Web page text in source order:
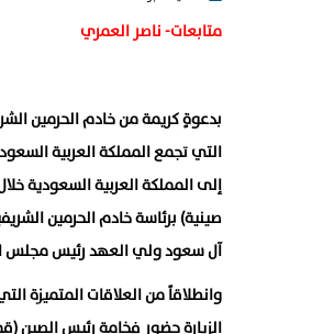
متابعات- ناصر العمري
بدعوةٍ كريمة من خادم الحرمين
التي تجمع المملكة العربية
صينية) برئاسة خادم الحرمين
آل سعود ولي العهد رئيس مجلس
وانطلاقاً من العلاقات المتميزة
الزيارة حضور فخامة رئيس الصين